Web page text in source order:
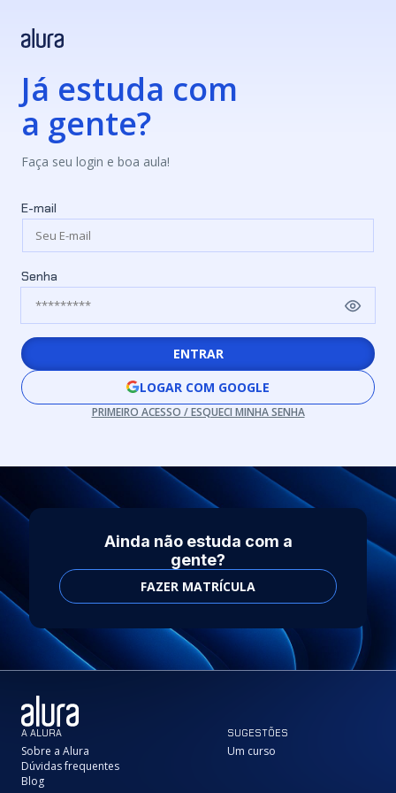
Já estuda com
a gente?
Faça seu login e boa aula!
E-mail
Senha
ENTRAR
LOGAR COM GOOGLE
PRIMEIRO ACESSO / ESQUECI MINHA SENHA
Ainda não estuda com a
gente?
FAZER MATRÍCULA
A ALURA
Sobre a Alura
Dúvidas frequentes
Blog
SUGESTÕES
Um curso